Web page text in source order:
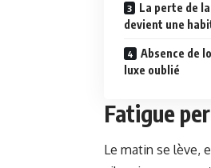
La perte de
devient une
Absence de
luxe oublié
Fatigue
Le matin se lève,